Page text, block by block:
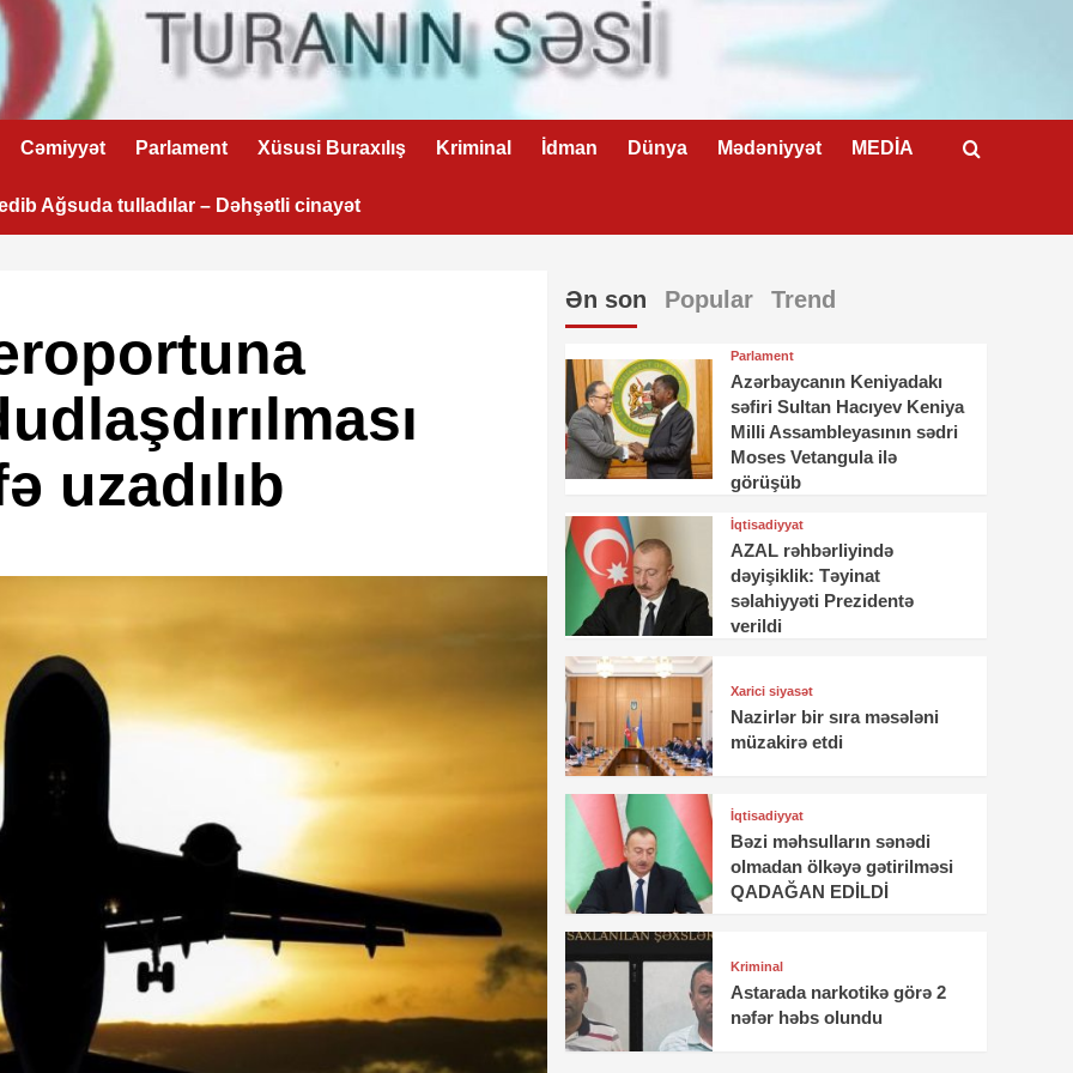
Cəmiyyət Parlament Xüsusi Buraxılış Kriminal İdman Dünya Mədəniyyət MEDİA
Ağsuda tulladılar – Dəhşətli cinayət
uzadılıb
Ən son Popular Trend
Parlament
Azərbaycanın Keniyadakı
səfiri Sultan Hacıyev Keniya
Milli Assambleyasının sədri
Moses Vetangula ilə
görüşüb
İqtisadiyyat
AZAL rəhbərliyində
dəyişiklik: Təyinat
səlahiyyəti Prezidentə
verildi
Xarici siyasət
Nazirlər bir sıra məsələni
müzakirə etdi
İqtisadiyyat
Bəzi məhsulların sənədi
olmadan ölkəyə gətirilməsi
QADAĞAN EDİLDİ
Kriminal
Astarada narkotikə görə 2
nəfər həbs olundu